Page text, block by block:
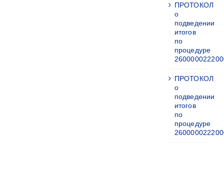
ПРОТОКОЛ
о
подведении
итогов
по
процедуре
ПРОТОКОЛ
о
подведении
итогов
по
процедуре